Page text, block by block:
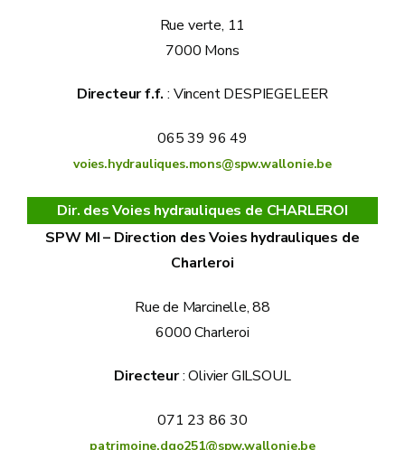
Rue verte, 11
7000 Mons
Directeur f.f.: Vincent DESPIEGELEER
065 39 96 49
voies.hydrauliques.mons@spw.wallonie.be
Dir. des Voies hydrauliques de CHARLEROI
SPW MI – Direction des Voies hydrauliques de
Charleroi
Rue de Marcinelle, 88
6000 Charleroi
Directeur: Olivier GILSOUL
071 23 86 30
patrimoine.dgo251@spw.wallonie.be